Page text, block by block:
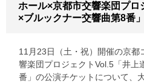
ホール×京都市交響楽団プ
×ブルックナー交響曲第8番」
11月23日（土・祝）開催の京都
響楽団プロジェクトVol.5「井上
番」の公演チケットについて、